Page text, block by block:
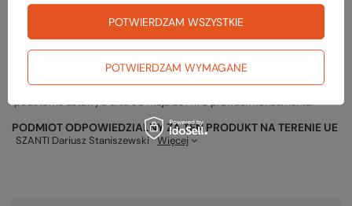
RĘKOJMIA 24 M-CE
Na sprzedawane produkty udzielana jest 24-miesięczna rękojmia na
podstawie ustawy z dnia 30 maja 2014r. o prawach konsumenta.
PODMIOT ODPOWIEDZIALNY ZA TEN PRODUKT NA TERENIE UE
SZANTI Dariusz Staniszewski Więcej
POTWIERDZAM WYMAGANE
POTWIERDZAM WSZYSTKIE